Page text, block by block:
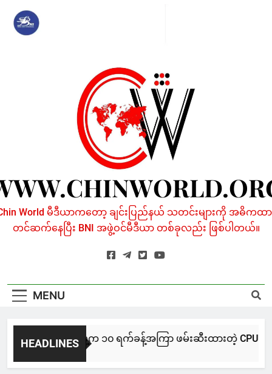
content
World မီဒီယာကတော့ ချင်းပြည်နယ် သတင်းများကို အဓိကထာ
တင်ဆက်နေပြီး BNI အဖွဲ့ဝင်မီဒီယာ တစ်ခုလည်း ဖြစ်ပါတယ်။
MENU
HEADLINES
NUG မကွေးအဖွဲ့က ၁၀ ရက်ခန့်အကြာ ဖမ်းဆီးထားတဲ့ CPU
6 Hours Ago